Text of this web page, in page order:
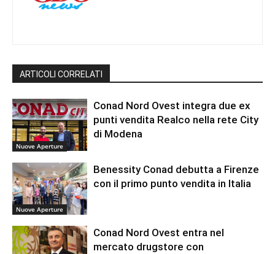
ARTICOLI CORRELATI
Nuove Aperture
Conad Nord Ovest integra due ex
punti vendita Realco nella rete City
di Modena
Nuove Aperture
Benessity Conad debutta a Firenze
con il primo punto vendita in Italia
Conad Nord Ovest entra nel
mercato drugstore con